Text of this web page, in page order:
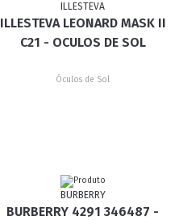
ILLESTEVA
ILLESTEVA LEONARD MASK II
C21 - OCULOS DE SOL
Óculos de Sol
BURBERRY
BURBERRY 4291 346487 -